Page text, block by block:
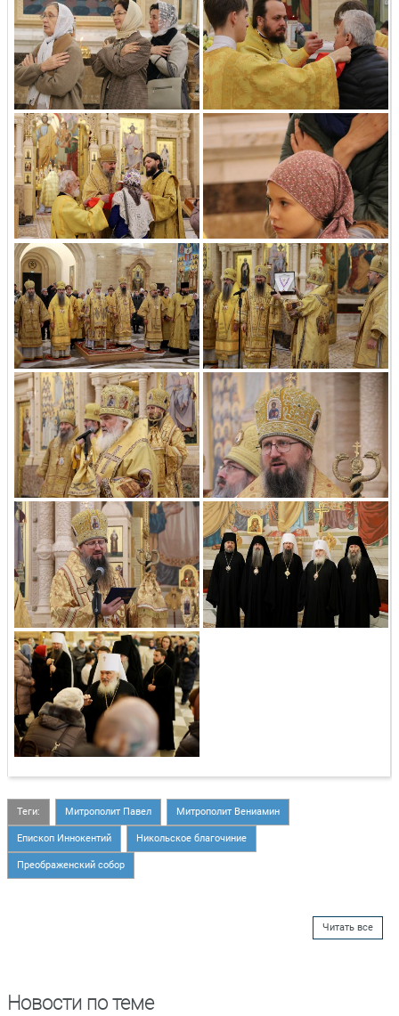
Теги: Митрополит Павел Митрополит Вениамин
Епископ Иннокентий Никольское благочиние
Преображенский собор
Читать все
Новости по теме